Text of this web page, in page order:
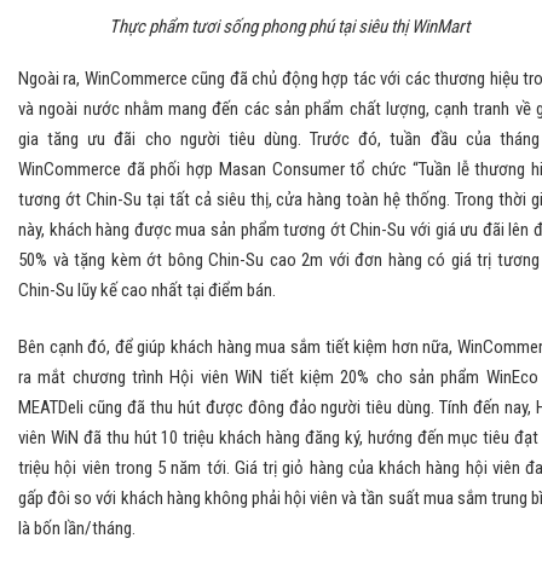
Thực phẩm tươi sống phong phú tại siêu thị WinMart
Ngoài ra, WinCommerce cũng đã chủ động hợp tác với các thương hiệu
và ngoài nước nhằm mang đến các sản phẩm chất lượng, cạnh tranh về
gia tăng ưu đãi cho người tiêu dùng. Trước đó, tuần đầu của
WinCommerce đã phối hợp Masan Consumer tổ chức “Tuần lễ thương
tương ớt Chin-Su tại tất cả siêu thị, cửa hàng toàn hệ thống. Trong thời
này, khách hàng được mua sản phẩm tương ớt Chin-Su với giá ưu đãi lên
50% và tặng kèm ớt bông Chin-Su cao 2m với đơn hàng có giá trị
Chin-Su lũy kế cao nhất tại điểm bán.
Bên cạnh đó, để giúp khách hàng mua sắm tiết kiệm hơn nữa,
ra mắt chương trình Hội viên WiN tiết kiệm 20% cho sản phẩm WinEco
MEATDeli cũng đã thu hút được đông đảo người tiêu dùng. Tính đến nay,
viên WiN đã thu hút 10 triệu khách hàng đăng ký, hướng đến mục tiêu đạt
triệu hội viên trong 5 năm tới. Giá trị giỏ hàng của khách hàng hội viên
gấp đôi so với khách hàng không phải hội viên và tần suất mua sắm trung
là bốn lần/tháng.